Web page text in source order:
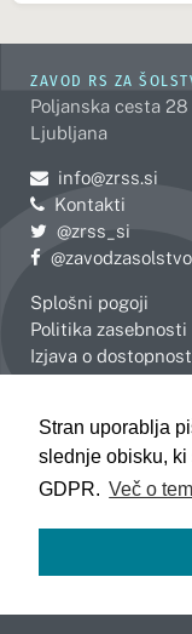
Stran uporablja
slednje obisku,
GDPR. Več o tem
ZAVOD RS ZA
Poljanska cesta 28
Ljubljana
Pošljite e-mail na
info@zrss.si
Kontakti
Pojdite na Twitter:
@zrss_si
Pojdite na Facebook:
@zavodzasolstvo
Splošni pogoji
Politika zasebnosti
Izjava o
Celje
Koper
Kranj